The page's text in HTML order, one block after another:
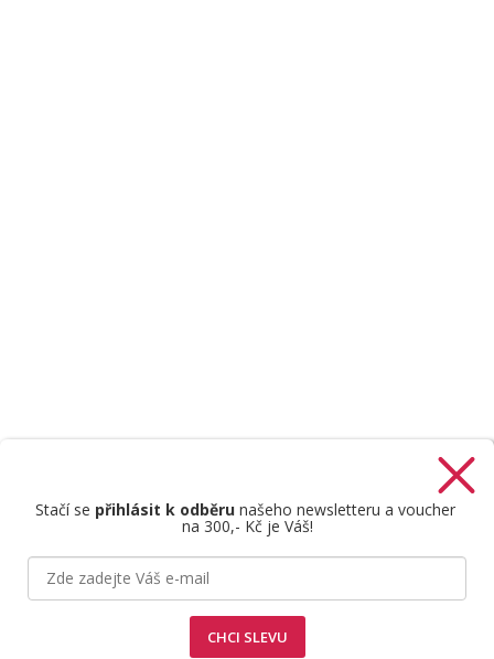
Stačí se přihlásit k odběrunašeho newsletteru a voucher
na 300,- Kč je Váš!
CHCI SLEVU